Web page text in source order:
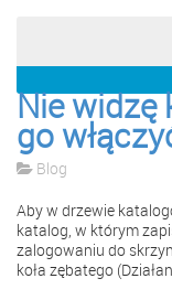
Nie widzę
go
Blog
Aby w drzewie
katalog, w którym
zalogowaniu do
koła zębatego